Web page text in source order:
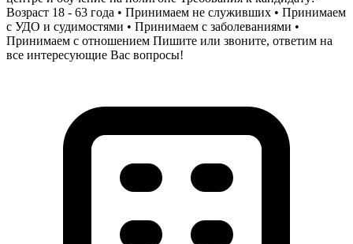
Возраст 18 - 63 года • Принимаем не служивших • Принимаем
с УДО и судимостями • Принимаем с заболеваниями •
Принимаем с отношением Пишите или звоните, ответим на
все интересующие Вас вопросы!